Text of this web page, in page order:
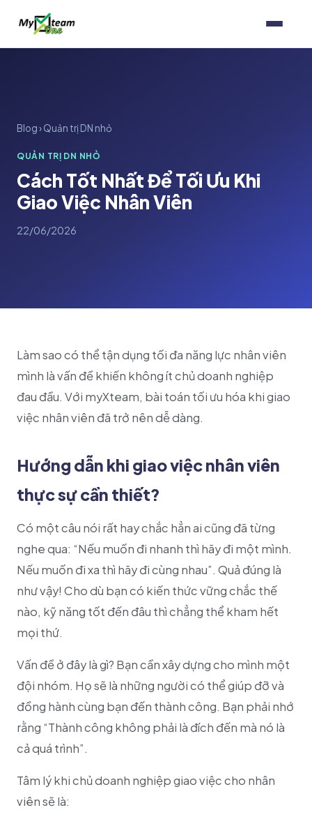
Kiến trúc & Nội thất
Marketing Agency
Blog
Blog›Quản trị DN nhỏ
QUẢN TRỊ DN NHỎ
Cách Tốt Nhất Để Tối Ưu Khi
Giao Việc Nhân Viên
22/06/2026
Làm sao có thể tận dụng tối đa năng lực nhân viên
mình là vấn đề khiến không ít chủ doanh nghiệp
đau đầu. Với myXteam, bài toán tối ưu hóa khi giao
việc nhân viên đã trở nên dễ dàng.
Hướng dẫn khi giao việc nhân viên
thực sự cần thiết?
Có một câu nói rất hay chắc hẳn ai cũng đã từng
nghe qua: “Nếu muốn đi nhanh thì hãy đi một mình.
Nếu muốn đi xa thì hãy đi cùng nhau”. Quả đúng là
như vậy! Cho dù bạn có kiến thức vững chắc thế
nào, kỹ năng tốt đến đâu thì chẳng thể kham hết
mọi thứ.
Vấn đề ở đây là gì? Bạn cần xây dựng cho mình một
đội nhóm. Họ sẽ là những người có thể giúp đỡ và
đồng hành cùng bạn đến thành công. Bạn phải nhớ
rằng “Thành công không phải là đích đến mà nó là
cả quá trình”.
Tâm lý khi chủ doanh nghiệp giao việc cho nhân
viên sẽ là: